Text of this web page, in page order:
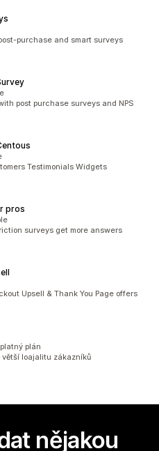
purchase and smart surveys
post purchase surveys and NPS
Testimonials Widgets
pros
surveys get more answers
Upsell & Thank You Page offers
plán
větší loajalitu zákazníků
nějakou